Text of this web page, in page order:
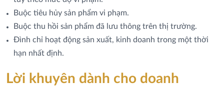
Buộc tiêu hủy sản phẩm vi phạm.
Buộc thu hồi sản phẩm đã lưu thông trên thị trường.
Đình chỉ hoạt động sản xuất, kinh doanh trong một thời
hạn nhất định.
Lời khuyên dành cho doanh